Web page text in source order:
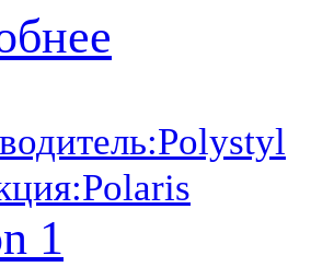
Polystyl
Polaris
1